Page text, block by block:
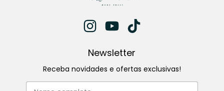
Newsletter
Receba novidades e ofertas exclusivas!